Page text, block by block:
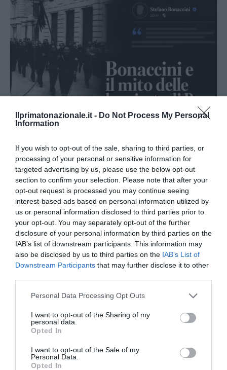
Ilprimatonazionale.it - Do Not Process My Personal
Information
If you wish to opt-out of the sale, sharing to third parties, or
processing of your personal or sensitive information for
targeted advertising by us, please use the below opt-out
section to confirm your selection. Please note that after your
opt-out request is processed you may continue seeing
interest-based ads based on personal information utilized by
us or personal information disclosed to third parties prior to
your opt-out. You may separately opt-out of the further
disclosure of your personal information by third parties on the
IAB’s list of downstream participants. This information may
also be disclosed by us to third parties on the IAB’s List of
Downstream Participants that may further disclose it to other
Please note that this website/app uses one or more Google
not limited to your visit or usage behaviour. You may click to
grant or deny consent to Google and its third-party tags to
use your data for below specified purposes in below Google
consent section.
Personal Data Processing Opt Outs
I want to opt-out of the Sharing of my
personal data.
Opted In
I want to opt-out of the Sale of my
Personal Data.
Opted In
Bonaccini e il mito delle barricate di Parma: quando
l’antifascismo copia il fascismo
6 Agosto 2026
Remigrazione, il Copasir riconosce all’antifascismo il
veto del disordine